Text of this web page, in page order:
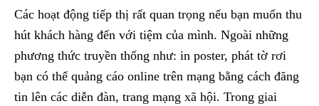
Các hoạt động tiếp thị rất quan trọng nếu bạn muốn thu
hút khách hàng đến với tiệm của mình. Ngoài những
phương thức truyền thống như: in poster, phát tờ rơi
bạn có thể quảng cáo online trên mạng bằng cách đăng
tin lên các diễn đàn, trang mạng xã hội. Trong giai